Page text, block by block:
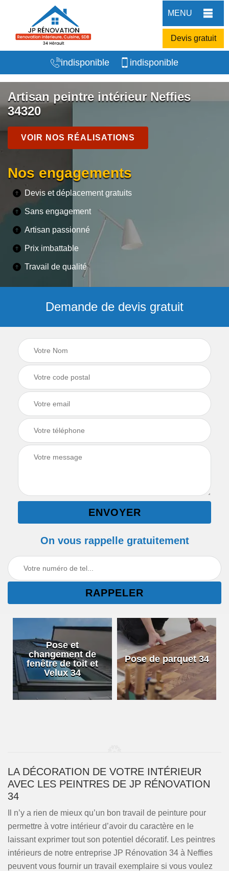
MENU
Devis gratuit
indisponible indisponible
Artisan peintre intérieur Neffies
34320
VOIR NOS RÉALISATIONS
Nos engagements
Devis et déplacement gratuits
Sans engagement
Artisan passionné
Prix imbattable
Travail de qualité
Demande de devis gratuit
On vous rappelle gratuitement
Pose et
changement de
fenêtre de toit et
Velux 34
Pose de parquet 34
LA DÉCORATION DE VOTRE INTÉRIEUR
AVEC LES PEINTRES DE JP RÉNOVATION
34
Il n’y a rien de mieux qu’un bon travail de peinture pour
permettre à votre intérieur d’avoir du caractère en le
laissant exprimer tout son potentiel décoratif. Les peintres
intérieurs de notre entreprise JP Rénovation 34 à Neffies
peuvent vous fournir un travail exemplaire si vous voulez